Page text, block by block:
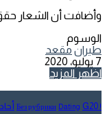
وأضافت أن الشعار حقق
الوسوم
طيران مقعد
7 يوليو، 2020
فيسبوك
تويتر
لينكدإن
واتساب
تيلقرام
مشاركة
طباعة
اظهر المزيد
! Без рубрики
Dating G20